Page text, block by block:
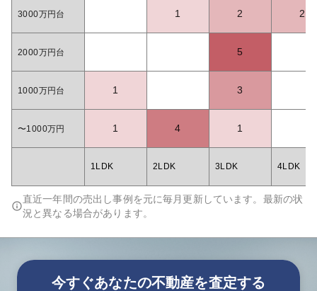
3000万円台 1 2 2
2000万円台 5
1000万円台 1 3
〜1000万円 1 4 1
1LDK 2LDK 3LDK 4LDK
直近一年間の売出し事例を元に毎月更新しています。最新の状
況と異なる場合があります。
今すぐあなたの不動産を査定する